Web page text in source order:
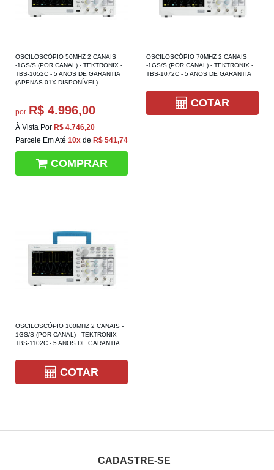
OSCILOSCÓPIO 50MHZ 2 CANAIS
-1GS/S (POR CANAL) - TEKTRONIX -
TBS-1052C - 5 ANOS DE GARANTIA
(APENAS 01X DISPONÍVEL)
por R$ 4.996,00
À Vista Por R$ 4.746,20
Parcele Em Até 10x de R$ 541,74
COMPRAR
OSCILOSCÓPIO 70MHZ 2 CANAIS
-1GS/S (POR CANAL) - TEKTRONIX -
TBS-1072C - 5 ANOS DE GARANTIA
COTAR
OSCILOSCÓPIO 100MHZ 2 CANAIS -
1GS/S (POR CANAL) - TEKTRONIX -
TBS-1102C - 5 ANOS DE GARANTIA
COTAR
CADASTRE-SE